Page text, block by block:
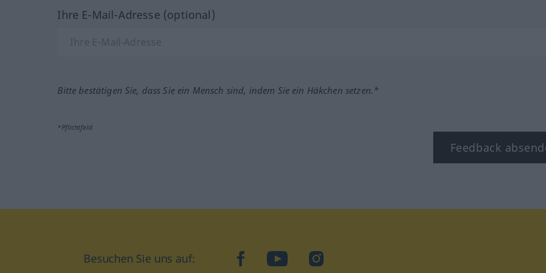
Ihre E-Mail-Adresse (optional)
Bitte bestätigen Sie, dass Sie ein Mensch sind, indem Sie ein Häkchen setzen.*
*Pflichtfeld
Feedback
Besuchen Sie uns auf: facebookYouTubeInstagram